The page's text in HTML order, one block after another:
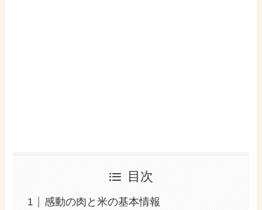
目次
感動の肉と米の基本情報